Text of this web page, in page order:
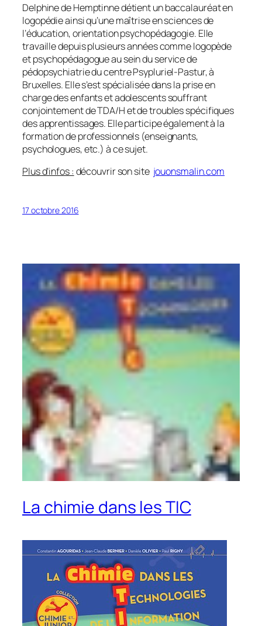
Delphine de Hemptinne détient un baccalauréat en
logopédie ainsi qu’une maîtrise en sciences de
l’éducation, orientation psychopédagogie. Elle
travaille depuis plusieurs années comme logopède
et psychopédagogue au sein du service de
pédopsychiatrie du centre Psypluriel-Pastur, à
Bruxelles. Elle s’est spécialisée dans la prise en
charge des enfants et adolescents souffrant
conjointement de TDA/H et de troubles spécifiques
des apprentissages. Elle participe également à la
formation de professionnels (enseignants,
psychologues, etc.) à ce sujet.
Plus d’infos : découvrir son site jouonsmalin.com
17 octobre 2016
La chimie dans les TIC